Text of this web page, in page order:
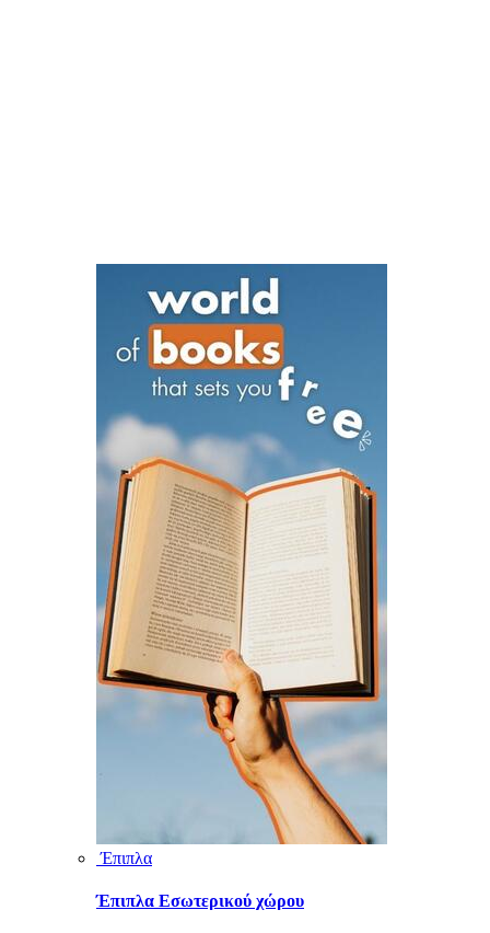
Έπιπλα
Έπιπλα Εσωτερικού χώρου